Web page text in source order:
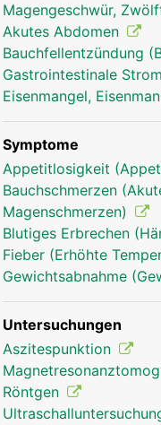
Magengeschwür,
Akutes Abdomen
Bauchfellentzündung
Gastrointestinale
Eisenmangel,
Symptome
Appetitlosigkeit
Bauchschmerzen
Magenschmerzen)
Blutiges Erbrechen
Fieber (Erhöhte
Gewichtsabnahme
Untersuchungen
Aszitespunktion
Röntgen